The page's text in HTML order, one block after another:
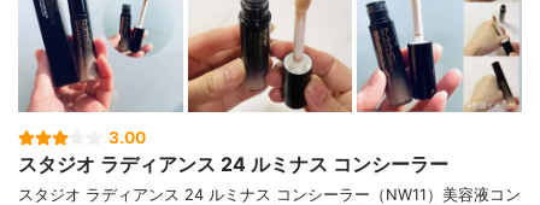
3.00
スタジオ ラディアンス 24 ルミナス コンシーラー
スタジオ ラディアンス 24 ルミナス コンシーラー（NW11）美容液コン